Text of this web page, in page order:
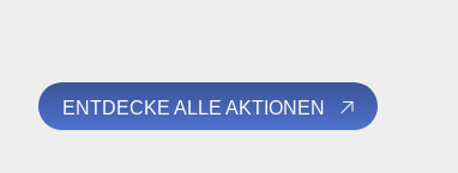
ENTDECKE ALLE AKTIONEN